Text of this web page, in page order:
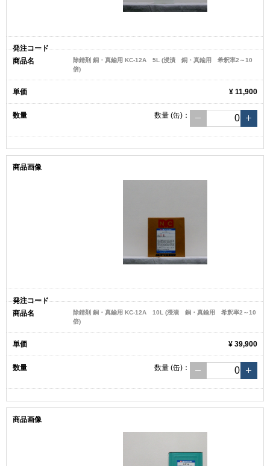
除錆剤 銅・真鍮用 KC-12A 5L (浸漬 銅・真鍮用 希釈率2～10
倍)
¥ 11,900
数量 (缶) ：
除錆剤 銅・真鍮用 KC-12A 10L (浸漬 銅・真鍮用 希釈率2～10
倍)
¥ 39,900
数量 (缶) ：